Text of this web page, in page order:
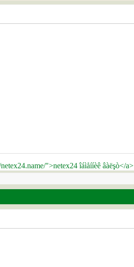
">netex24 îáìåííèê âàëşò</a>